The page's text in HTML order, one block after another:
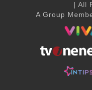
| All
A Group